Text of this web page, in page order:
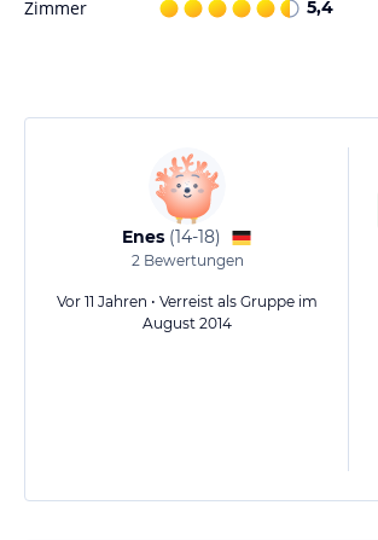
Zimmer 5,4
Enes (14-18)
2Bewertungen
Vor 11 Jahren • Verreist als Gruppe im
August 2014